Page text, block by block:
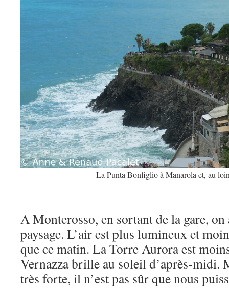
La Punta Bonfiglio à Manarola et, au
A Monterosso, en sortant de la gare,
paysage. L’air est plus lumineux et
que ce matin. La Torre Aurora est
Vernazza brille au soleil d’après-midi.
très forte, il n’est pas sûr que nous